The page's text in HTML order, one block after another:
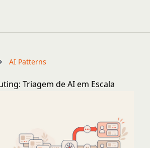
AI Patterns
Triagem de AI em Escala